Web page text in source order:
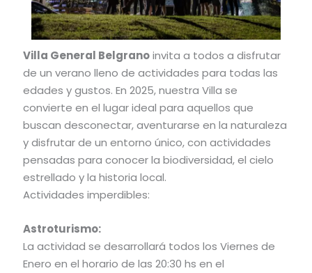
Villa General Belgranoinvita a todos a disfrutar
de un verano lleno de actividades para todas las
edades y gustos. En 2025, nuestra Villa se
convierte en el lugar ideal para aquellos que
buscan desconectar, aventurarse en la naturaleza
y disfrutar de un entorno único, con actividades
pensadas para conocer la biodiversidad, el cielo
estrellado y la historia local.
Actividades imperdibles:
Astroturismo:
La actividad se desarrollará todos los Viernes de
Enero en el horario de las 20:30 hs en el